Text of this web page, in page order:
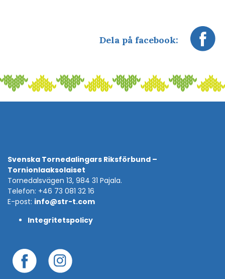
Dela på facebook:
Svenska Tornedalingars Riksförbund –
Tornionlaaksolaiset
Tornedalsvägen 13, 984 31 Pajala.
Telefon: +46 73 081 32 16
E-post: info@str-t.com
Integritetspolicy